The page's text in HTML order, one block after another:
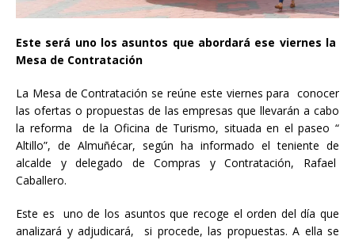
Este será uno los asuntos que abordará ese viernes la
Mesa de Contratación
La Mesa de Contratación se reúne este viernes para conocer
las ofertas o propuestas de las empresas que llevarán a cabo
la reforma de la Oficina de Turismo, situada en el paseo “
Altillo”, de Almuñécar, según ha informado el teniente de
alcalde y delegado de Compras y Contratación, Rafael
Caballero.
Este es uno de los asuntos que recoge el orden del día que
analizará y adjudicará, si procede, las propuestas. A ella se